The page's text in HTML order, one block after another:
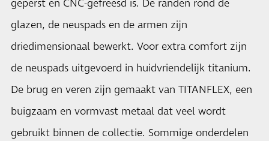
geperst en CNC-gefreesd is. De randen rond de
glazen, de neuspads en de armen zijn
driedimensionaal bewerkt. Voor extra comfort zijn
de neuspads uitgevoerd in huidvriendelijk titanium.
De brug en veren zijn gemaakt van TITANFLEX, een
buigzaam en vormvast metaal dat veel wordt
gebruikt binnen de collectie. Sommige onderdelen